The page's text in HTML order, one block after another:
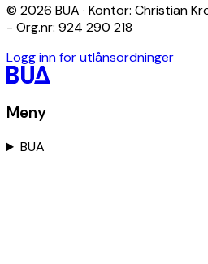
© 2026 BUA · Kontor: Christian
- Org.nr: 924 290 218
Logg inn for utlånsordninger
Meny
BUA